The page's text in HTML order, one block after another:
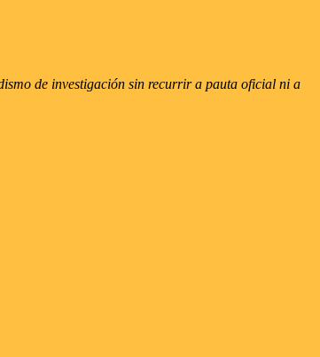
de investigación sin recurrir a pauta oficial ni a